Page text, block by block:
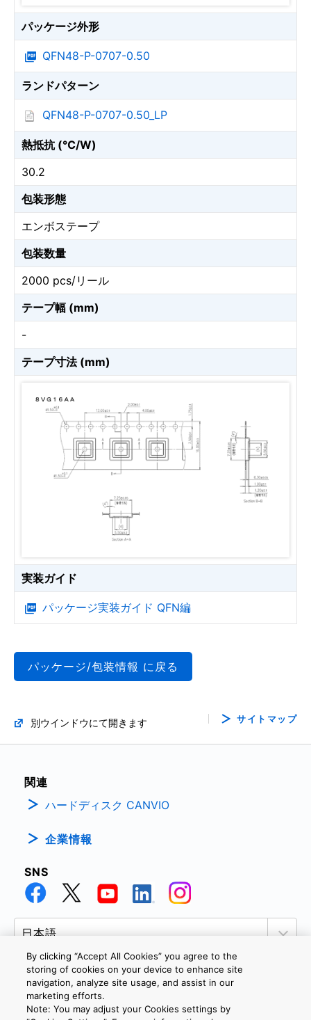
パッケージ外形
QFN48-P-0707-0.50
ランドパターン
QFN48-P-0707-0.50_LP
熱抵抗 (℃/W)
30.2
包装形態
エンボステープ
包装数量
2000 pcs/リール
テープ幅 (mm)
-
テープ寸法 (mm)
実装ガイド
パッケージ実装ガイド QFN編
パッケージ/包装情報 に戻る
別ウインドウにて開きます サイトマップ
関連
ハードディスク CANVIO
企業情報
SNS
個人情報保護方針
By clicking “Accept All Cookies” you agree to the
storing of cookies on your device to enhance site
navigation, analyze site usage, and assist in our
marketing efforts.
Note: You may adjust your Cookies settings by